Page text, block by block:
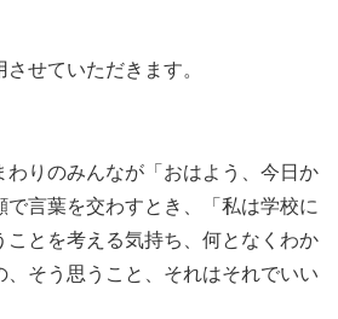
せていただきます。
わりのみんなが「おはよう、今日か
で言葉を交わすとき、「私は学校に
ことを考える気持ち、何となくわか
、そう思うこと、それはそれでいい